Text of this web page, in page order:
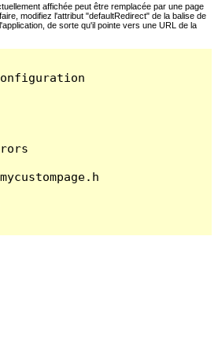
affichée peut être remplacée par une page
modifiez l'attribut "defaultRedirect" de la balise de
de sorte qu'il pointe vers une URL de la